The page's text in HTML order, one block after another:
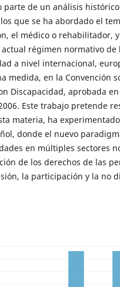
parte de un análisis
que se ha abordado el
el médico o rehabilitador,
régimen normativo de
a nivel internacional,
medida, en la Convención
Discapacidad, aprobada
Este trabajo pretende
materia, ha
donde el nuevo
en múltiples sectores
de los derechos de las
la participación y la no